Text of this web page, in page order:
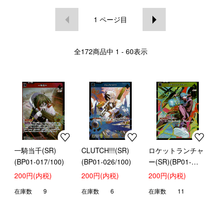
1 ページ目
全172商品中 1 - 60表示
一騎当千(SR)
(BP01-017/100)
200円(内税)
在庫数 9
CLUTCH!!!(SR)
(BP01-026/100)
200円(内税)
在庫数 6
ロケットランチャ
ー(SR)(BP01-
035/100)
200円(内税)
在庫数 11